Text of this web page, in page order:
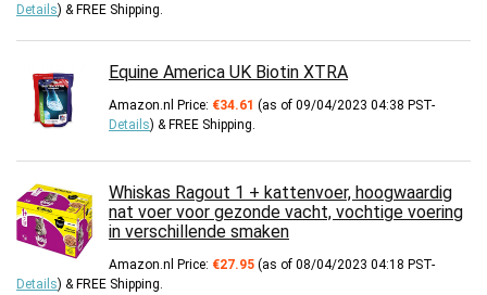
Details) & FREE Shipping.
Equine America UK Biotin XTRA
Amazon.nl Price: €34.61 (as of 09/04/2023 04:38 PST-
Details) & FREE Shipping.
Whiskas Ragout 1 + kattenvoer, hoogwaardig
nat voer voor gezonde vacht, vochtige voering
in verschillende smaken
Amazon.nl Price: €27.95 (as of 08/04/2023 04:18 PST-
Details) & FREE Shipping.